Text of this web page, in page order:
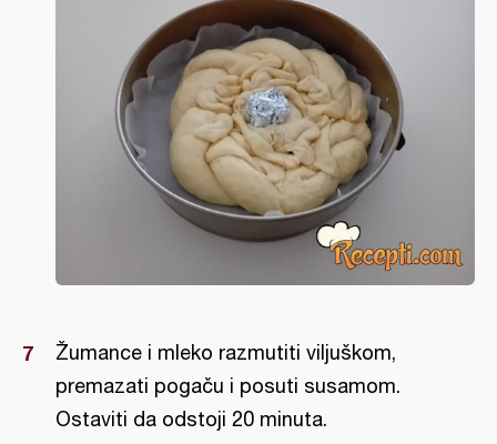
Žumance i mleko razmutiti viljuškom,
premazati pogaču i posuti susamom.
Ostaviti da odstoji 20 minuta.